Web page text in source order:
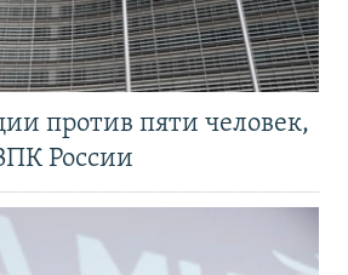
против пяти человек,
России